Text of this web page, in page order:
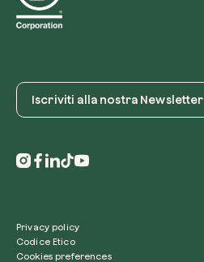
Iscriviti alla nostra Newsletter
Privacy policy
Codice Etico
Cookies preferences